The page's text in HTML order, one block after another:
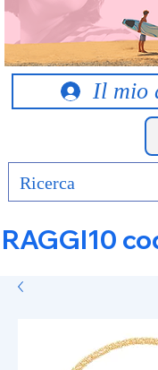
Il mio
RAGGI10